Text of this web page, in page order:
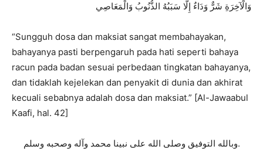
وَالْآخِرَةِ شَرٌّ وَدَاءٌ إِلَّا سَبَبُهُ الذُّنُوبُ وَالْمَعَاصِي
“Sungguh dosa dan maksiat sangat membahayakan,
bahayanya pasti berpengaruh pada hati seperti bahaya
racun pada badan sesuai perbedaan tingkatan bahayanya,
dan tidaklah kejelekan dan penyakit di dunia dan akhirat
kecuali sebabnya adalah dosa dan maksiat.” [Al-Jawaabul
Kaafi, hal. 42]
وبالله التوفيق وصلى الله على نبينا محمد وآله وصحبه وسلم.